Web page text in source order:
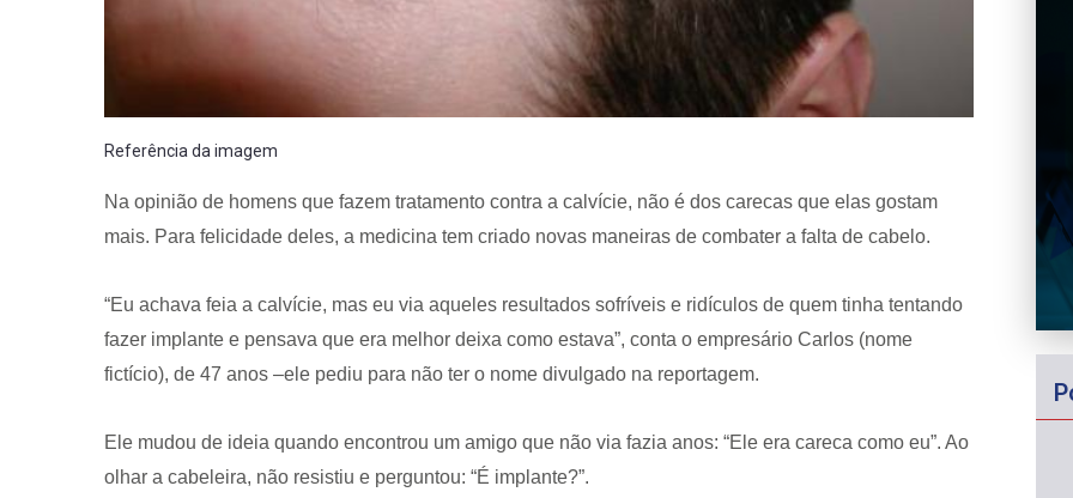
Referência da imagem
Na opinião de homens que fazem tratamento contra a calvície, não é dos carecas que elas gostam
mais. Para felicidade deles, a medicina tem criado novas maneiras de combater a falta de cabelo.
“Eu achava feia a calvície, mas eu via aqueles resultados sofríveis e ridículos de quem tinha tentando
fazer implante e pensava que era melhor deixa como estava”, conta o empresário Carlos (nome
fictício), de 47 anos –ele pediu para não ter o nome divulgado na reportagem.
Ele mudou de ideia quando encontrou um amigo que não via fazia anos: “Ele era careca como eu”. Ao
olhar a cabeleira, não resistiu e perguntou: “É implante?”.